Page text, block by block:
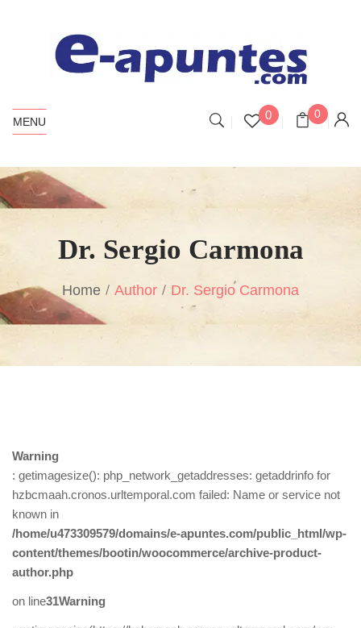
MENU 0 0
Dr. Sergio Carmona
Home Author Dr. Sergio Carmona
Warning
: getimagesize(): php_network_getaddresses: getaddrinfo for
hzbcmaah.cronos.urltemporal.com failed: Name or service not
known in
/home/u473309579/domains/e-apuntes.com/public_html/wp-
content/themes/bootin/woocommerce/archive-product-
author.php
on line31Warning